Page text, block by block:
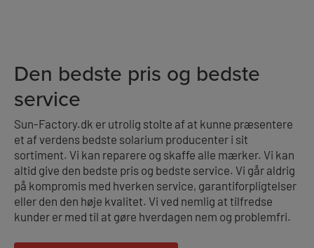
Den bedste pris og bedste
service
Sun-Factory.dk er utrolig stolte af at kunne præsentere
et af verdens bedste solarium producenter i sit
sortiment. Vi kan reparere og skaffe alle mærker. Vi kan
altid give den bedste pris og bedste service. Vi går aldrig
på kompromis med hverken service, garantiforpligtelser
eller den den høje kvalitet. Vi ved nemlig at tilfredse
kunder er med til at gøre hverdagen nem og problemfri.